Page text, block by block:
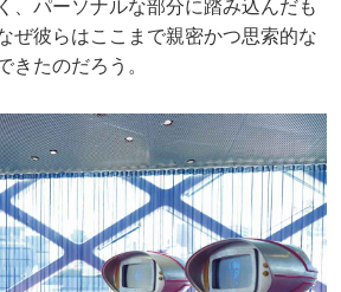
、パーソナルな部分に踏み込んだも
ぜ彼らはここまで親密かつ思索的な
きたのだろう。